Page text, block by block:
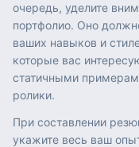
очередь, уделите
портфолио. Оно
ваших навыков и
которые вас
статичными
ролики.
При составлении
укажите весь ваш